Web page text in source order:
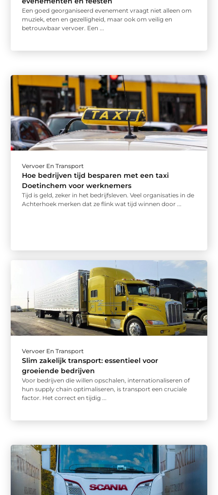
Een goed georganiseerd evenement vraagt niet alleen om
muziek, eten en gezelligheid, maar ook om veilig en
betrouwbaar vervoer. Een ...
Vervoer En Transport
Hoe bedrijven tijd besparen met een taxi
Doetinchem voor werknemers
Tijd is geld, zeker in het bedrijfsleven. Veel organisaties in de
Achterhoek merken dat ze flink wat tijd winnen door ...
Vervoer En Transport
Slim zakelijk transport: essentieel voor
groeiende bedrijven
Voor bedrijven die willen opschalen, internationaliseren of
hun supply chain optimaliseren, is transport een cruciale
factor. Het correct en tijdig ...